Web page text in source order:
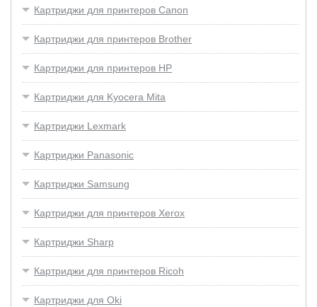
Картриджи для принтеров Сanon
Картриджи для принтеров Brother
Картриджи для принтеров HP
Картриджи для Kyocera Mita
Картриджи Lexmark
Картриджи Panasonic
Картриджи Samsung
Картриджи для принтеров Xerox
Картриджи Sharp
Картриджи для принтеров Ricoh
Картриджи для Oki